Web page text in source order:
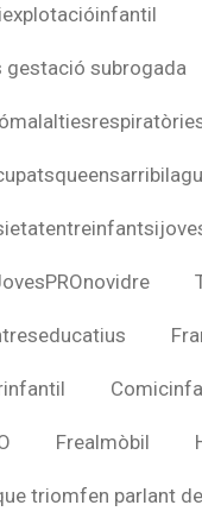
gestació subrogada
Frealmòbil
triomfen parlant